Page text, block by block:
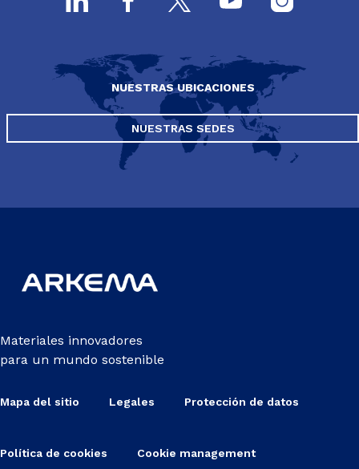
NUESTRAS UBICACIONES
NUESTRAS SEDES
Materiales innovadores
para un mundo sostenible
Mapa del sitio Legales Protección de datos
Política de cookies Cookie management